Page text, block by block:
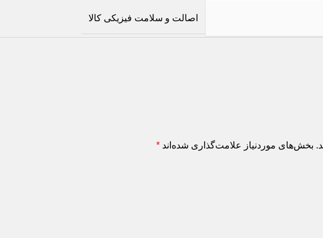
اصالت و سلامت فیزیکی کالا
بخش‌های موردنیاز علامت‌گذاری شده‌اند *